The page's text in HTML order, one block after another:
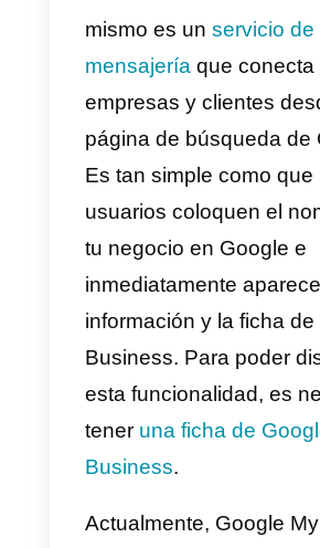
2022 sobre los
Google My
hablaremos sobre
herramienta que
enormemente tu
conGoogle.
¿Qué es
Business?
Para hablar de
saber cuando fue